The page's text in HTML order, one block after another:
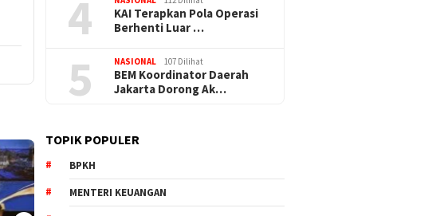
4
KAI Terapkan Pola Operasi
Berhenti Luar …
5 NASIONAL 107 Dilihat
BEM Koordinator Daerah
Jakarta Dorong Ak…
TOPIK POPULER
BPKH
MENTERI KEUANGAN